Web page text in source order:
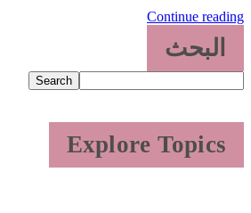
Continue
البحث
Search
Explore Topics